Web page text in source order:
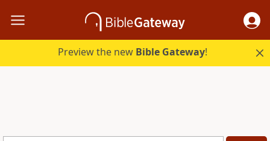
Preview the new Bible Gateway!